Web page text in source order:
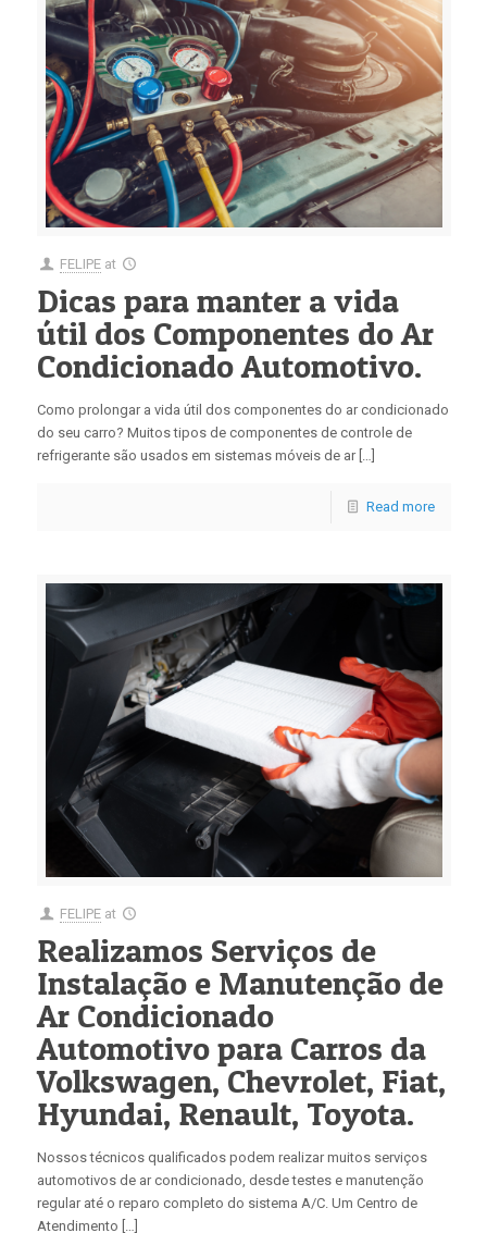
FELIPE at
Dicas para manter a vida
útil dos Componentes do Ar
Condicionado Automotivo.
Como prolongar a vida útil dos componentes do ar condicionado
do seu carro? Muitos tipos de componentes de controle de
refrigerante são usados ​​em sistemas móveis de ar […]
Read more
FELIPE at
Realizamos Serviços de
Instalação e Manutenção de
Ar Condicionado
Automotivo para Carros da
Volkswagen, Chevrolet, Fiat,
Hyundai, Renault, Toyota.
Nossos técnicos qualificados podem realizar muitos serviços
automotivos de ar condicionado, desde testes e manutenção
regular até o reparo completo do sistema A/C. Um Centro de
Atendimento […]